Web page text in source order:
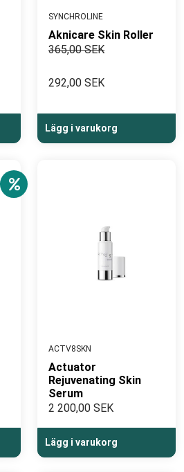
SYNCHROLINE
Aknicare Skin Roller
365,00 SEK
292,00 SEK
Lägg i varukorg
ACTV8SKN
Actuator
Rejuvenating Skin
Serum
2 200,00 SEK
Lägg i varukorg